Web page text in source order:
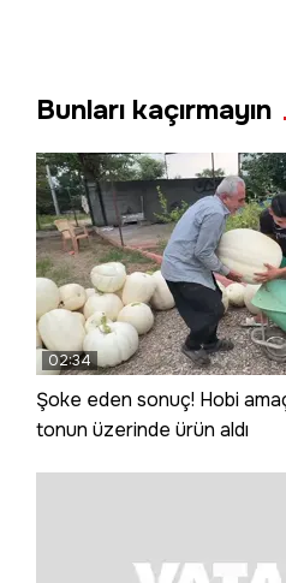
Bunları kaçırmayın
02:34
Şoke eden sonuç! Hobi
tonun üzerinde ürün aldı